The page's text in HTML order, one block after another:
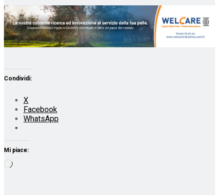
Condividi:
X
Facebook
WhatsApp
Mi piace:
Caricamento